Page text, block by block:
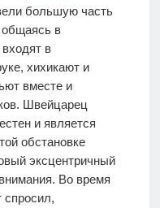
большую часть
общаясь в
в
хихикают и
вместе и
Швейцарец
и является
обстановке
эксцентричный
Во время